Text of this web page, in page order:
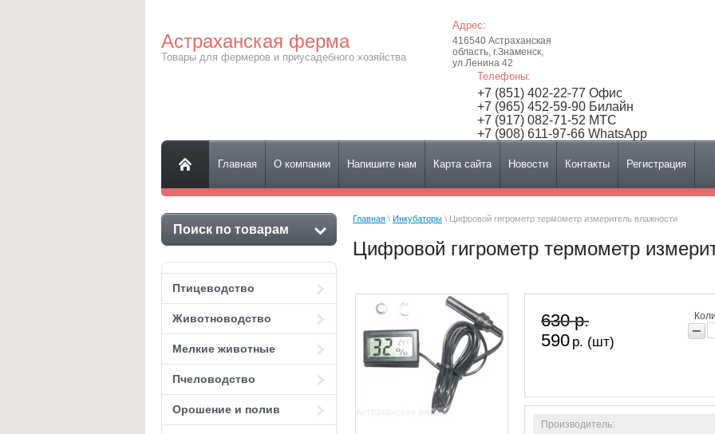
Астраханская ферма
Товары для фермеров и приусадебного хозяйства
Адрес:
416540 Астраханская
область, г.Знаменск,
ул.Ленина 42
Телефоны:
+7 (851) 402-22-77 Офис
+7 (965) 452-59-90 Билайн
+7 (917) 082-71-52 МТС
+7 (908) 611-97-66 WhatsApp
Главная О компании Напишите нам Карта сайта Новости Контакты Регистрация
Поиск по товарам
Птицеводство
Животноводство
Мелкие животные
Пчеловодство
Орошение и полив
Главная \ Инкубаторы \ Цифровой гигрометр термометр измеритель влажности
Цифровой гигрометр термометр
630 р.
590 р. (шт)
Производитель: